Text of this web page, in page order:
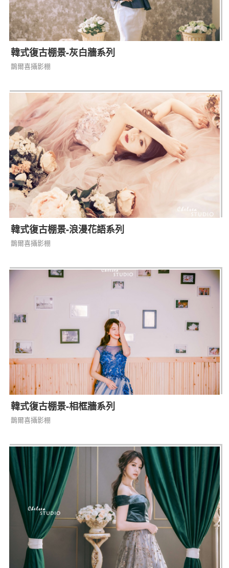
韓式復古棚景-灰白牆系列
鵲爾喜攝影棚
韓式復古棚景-浪漫花語系列
鵲爾喜攝影棚
韓式復古棚景-相框牆系列
鵲爾喜攝影棚